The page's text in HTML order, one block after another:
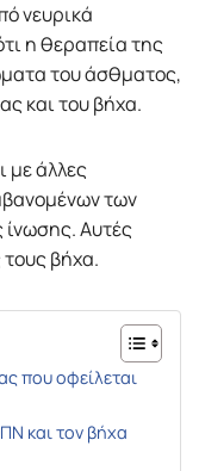
νευρικά
η θεραπεία της
του άσθματος,
και του βήχα.
με άλλες
των
ίνωσης. Αυτές
βήχα.
που οφείλεται
και τον βήχα